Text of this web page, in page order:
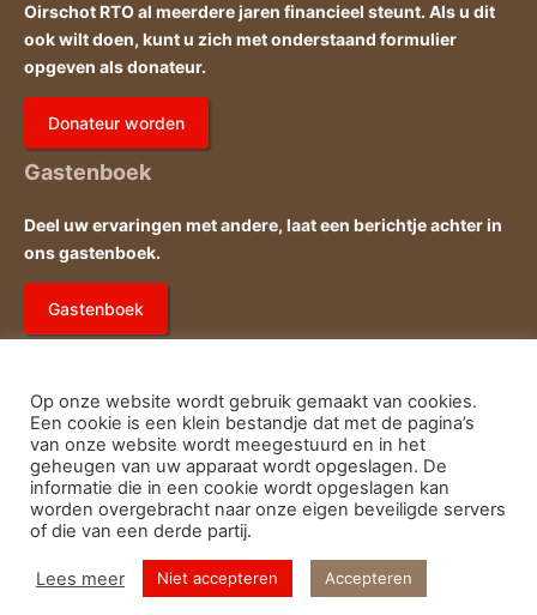
Oirschot RTO al meerdere jaren financieel steunt. Als u dit
ook wilt doen, kunt u zich met onderstaand formulier
opgeven als donateur.
Donateur worden
Gastenboek
Deel uw ervaringen met andere, laat een berichtje achter in
ons gastenboek.
Gastenboek
Privacy- en cookieverklaring E-
Op onze website wordt gebruik gemaakt van cookies.
Een cookie is een klein bestandje dat met de pagina’s
van onze website wordt meegestuurd en in het
geheugen van uw apparaat wordt opgeslagen. De
informatie die in een cookie wordt opgeslagen kan
worden overgebracht naar onze eigen beveiligde servers
of die van een derde partij.
Lees meer Niet accepteren Accepteren